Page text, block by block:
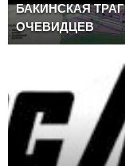
БАКИНСКАЯ
ОЧЕВИДЦЕВ